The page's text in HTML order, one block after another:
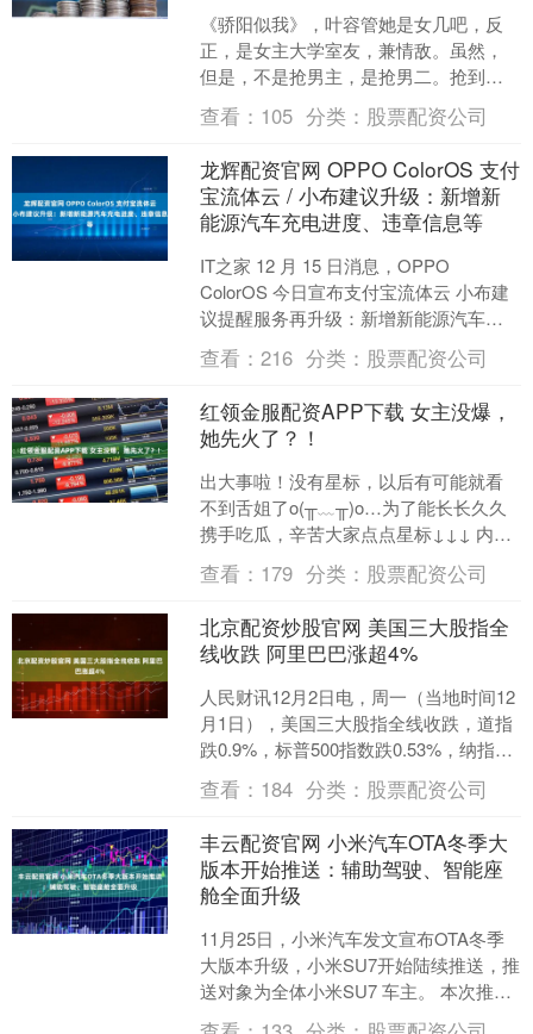
《骄阳似我》，叶容管她是女几吧，反
正，是女主大学室友，兼情敌。虽然，
但是，不是抢男主，是抢男二。抢到最
后，啥也不是。女主和男主在一起了。
叶容和男二，都是play....
查看： 105 分类： 股票配资公司
龙辉配资官网 OPPO ColorOS 支付
宝流体云 / 小布建议升级：新增新
能源汽车充电进度、违章信息等
IT之家 12 月 15 日消息，OPPO
ColorOS 今日宣布支付宝流体云 小布建
议提醒服务再升级：新增新能源汽车充
电进度实时同步，车辆违章信息及时触
达。....
查看：216 分类： 股票配资公司
红领金服配资APP下载 女主没爆，
她先火了？！
出大事啦！没有星标，以后有可能就看
不到舌姐了o(╥﹏╥)o…为了能长长久久
携手吃瓜，辛苦大家点点星标↓↓↓ 内娱
女明星真就没有丑的！ 向涵之。 被网友
们夸说是尖....
查看： 179 分类： 股票配资公司
北京配资炒股官网 美国三大股指全
线收跌 阿里巴巴涨超4%
人民财讯12月2日电，周一（当地时间12
月1日），美国三大股指全线收跌，道指
跌0.9%，标普500指数跌0.53%，纳指跌
0.38%。英伟达涨超1%，谷歌跌逾1....
查看： 184 分类： 股票配资公司
丰云配资官网 小米汽车OTA冬季大
版本开始推送：辅助驾驶、智能座
舱全面升级
11月25日，小米汽车发文宣布OTA冬季
大版本升级，小米SU7开始陆续推送，推
送对象为全体小米SU7 车主。 本次推送
包括：“Xiaomi HAD增强版”和“安....